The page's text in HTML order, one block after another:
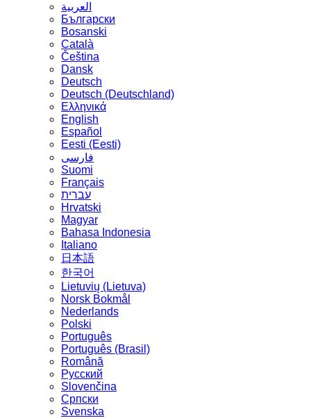
العربية
Български
Bosanski
Сatalà
Čeština
Dansk
Deutsch
Deutsch (Deutschland)
Ελληνικά
English
Español
Eesti (Eesti)
فارسی
Suomi
Français
עברית
Hrvatski
Magyar
Bahasa Indonesia
Italiano
日本語
한국어
Lietuvių (Lietuva)
‪Norsk Bokmål‬
Nederlands
Polski
Português
Português (Brasil)
Română
Русский
Slovenčina
Српски
Svenska